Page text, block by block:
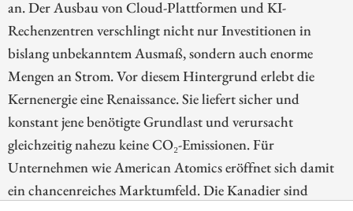
an. Der Ausbau von Cloud-Plattformen und KI-
Rechenzentren verschlingt nicht nur Investitionen in
bislang unbekanntem Ausmaß, sondern auch enorme
Mengen an Strom. Vor diesem Hintergrund erlebt die
Kernenergie eine Renaissance. Sie liefert sicher und
konstant jene benötigte Grundlast und verursacht
gleichzeitig nahezu keine CO₂-Emissionen. Für
Unternehmen wie American Atomics eröffnet sich damit
ein chancenreiches Marktumfeld. Die Kanadier sind